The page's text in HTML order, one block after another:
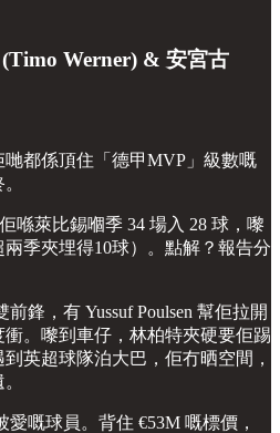
(Timo Werner) & 安宮古
都係頂住「德甲MVP」級數嘅
喺萊比錫嗰季 34 場入 28 球，嚟
季夾埋得10球）。點解？報告分
鋒，有 Yussuf Poulsen 幫佢拉開
。嚟到車仔，林柏特夾硬要佢踢
英超球隊泊大巴，佢冇晒空間，
嘅球員。背住 €53M 嘅標價，